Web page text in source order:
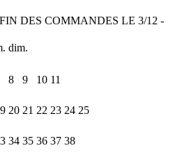
dim.
8 9 10 11
20 21 22 23 24 25
34 35 36 37 38